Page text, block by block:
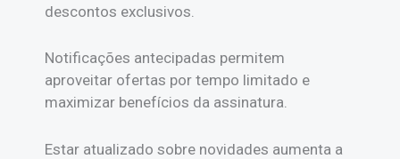
descontos exclusivos.
Notificações antecipadas permitem
aproveitar ofertas por tempo limitado e
maximizar benefícios da assinatura.
Estar atualizado sobre novidades aumenta a